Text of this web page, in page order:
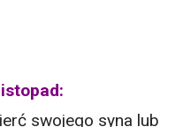
swojego syna lub